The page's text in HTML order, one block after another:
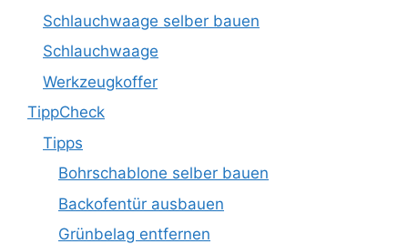
Schlauchwaage selber bauen
Schlauchwaage
Werkzeugkoffer
TippCheck
Tipps
Bohrschablone selber bauen
Backofentür ausbauen
Grünbelag entfernen